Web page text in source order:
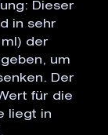
Dieser
in sehr
der
um
Der
für die
liegt in